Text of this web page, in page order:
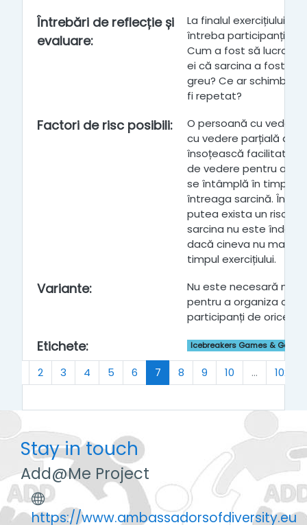
Întrebări de reflecție și
evaluare:
La finalul exercițiului,
întreba participanții
Cum a fost să lucrați
ei că sarcina a fost
greu? Ce ar schimba
fi repetat?
Factori de risc posibili:
O persoană cu vedere
cu vedere parțială ar
însoțească
de vedere pentru a
se întâmplă în timp
întreaga sarcină. În
putea exista un risc în
sarcina nu este
dacă cineva nu mai
timpul exercițiului.
Variante:
Nu este necesară
pentru a organiza
participanți de orice
Etichete: Icebreakers Games &
Previous2 3 4 5 6 7 (current)
8 9 10 … 102
Stay in touch
Add@Me Project
https://www.ambassadorsofdiversity.eu